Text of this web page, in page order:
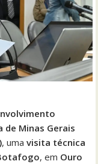
de Minas Gerais
, umavisita técnica
, em Ouro